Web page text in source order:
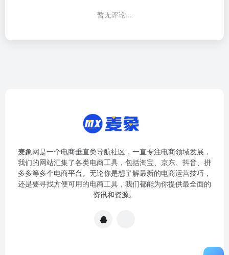
暂无评论...
麦象网是一个电商垂直类导航社区，一直专注电商领域发展，
我们的网站汇集了各类电商工具，包括淘宝、京东、抖音、拼
多多等多个电商平台。无论你是想了解最新的电商运营技巧，
还是要寻找方便可用的电商工具，我们都能为你提供最全面的
资讯和资源。